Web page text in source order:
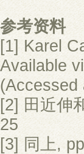
参考资料
[1] Karel
Available
(Accessed
[2] 田近伸
25
[3] 同上,